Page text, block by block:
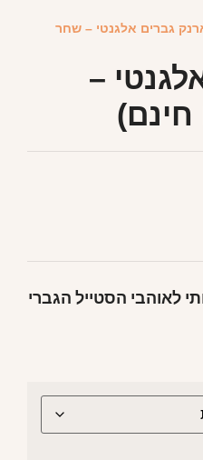
גברים אלגנטי – שחר
–
לאוהבי הסטייל הגברי